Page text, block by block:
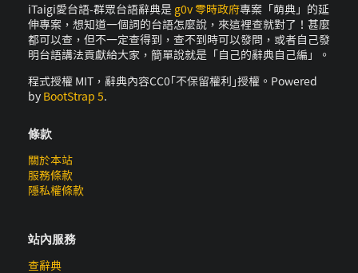
iTaigi愛台語-群眾台語辭典是 g0v 零時政府專案「萌典」的延
伸專案，想知道一個詞的台語怎麼說，來這裡查就對了！甚麼
都可以查，但不一定查得到，查不到時可以發問，或者自己發
明台語講法貢獻給大家，簡單說就是「自己的辭典自己編」。
程式授權 MIT，辭典內容CC0｢不保留權利｣授權。Powered
by BootStrap 5.
條款
關於本站
服務條款
隱私權條款
站內服務
查辭典